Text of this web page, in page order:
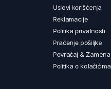
Uslovi korišćenja
Reklamacije
Politika privatnosti
Praćenje pošiljke
Povraćaj & Zamena
Politika o kolačićima